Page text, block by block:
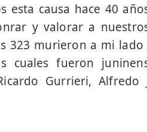
esta causa hace 40
y valorar a
323 murieron a mi lado
cuales fueron
Gurrieri, Alfredo